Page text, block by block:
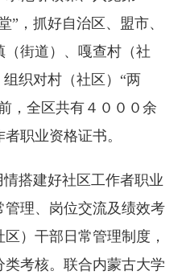
”，抓好自治区、盟市、
街道）、嘎查村（社
织对村（社区）“两
，全区共有４０００余
职业资格证书。
搭建好社区工作者职业
理、岗位交流及绩效考
）干部日常管理制度，
考核。联合内蒙古大学